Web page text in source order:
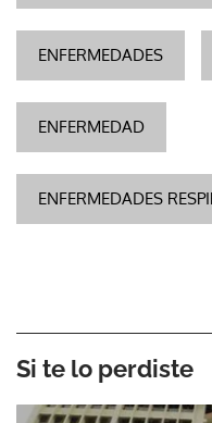
ENFERMEDADES
ENFERMEDAD
ENFERMEDADES
Si te lo perdiste